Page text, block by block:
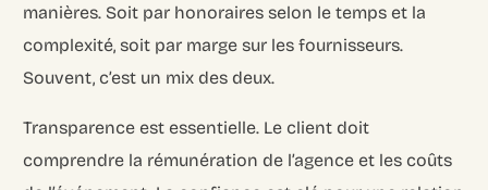
manières. Soit par honoraires selon le temps et la
complexité, soit par marge sur les fournisseurs.
Souvent, c’est un mix des deux.
Transparence est essentielle. Le client doit
comprendre la rémunération de l’agence et les coûts